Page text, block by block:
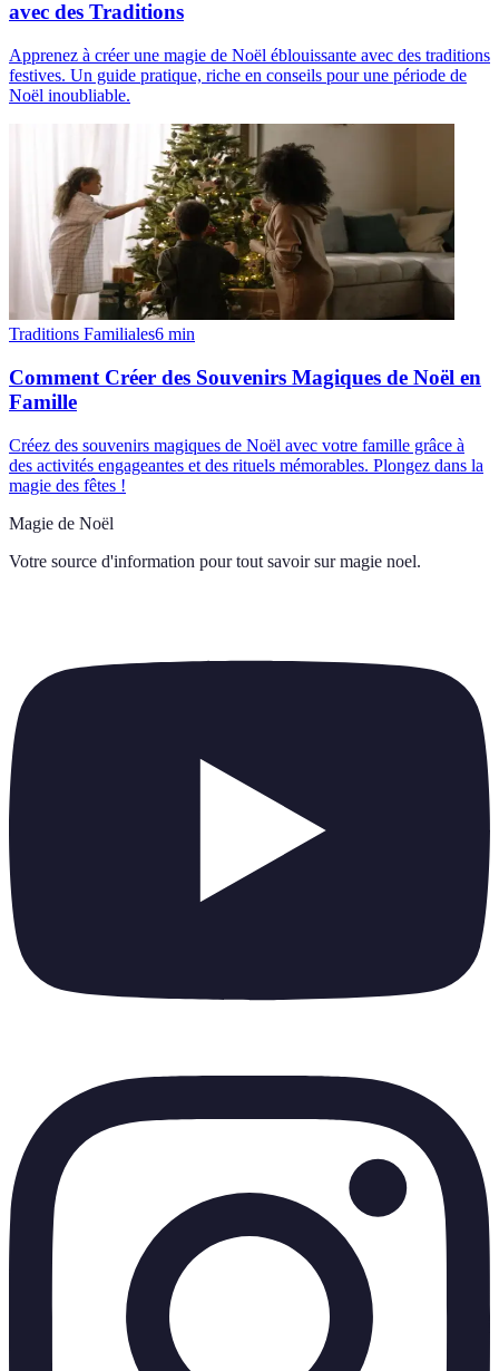
avec des Traditions
Apprenez à créer une magie de Noël éblouissante avec des traditions
festives. Un guide pratique, riche en conseils pour une période de
Noël inoubliable.
Traditions Familiales6 min
Comment Créer des Souvenirs Magiques de Noël en
Famille
Créez des souvenirs magiques de Noël avec votre famille grâce à
des activités engageantes et des rituels mémorables. Plongez dans la
magie des fêtes !
Magie de Noël
Votre source d'information pour tout savoir sur magie noel.